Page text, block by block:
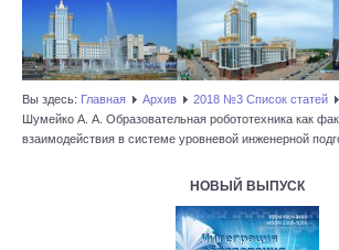
ГЛАВНАЯ
РЕДАКЦИОННАЯ
РЕДАКЦИОННАЯ
Вы здесь: Главная Архив 2018 №3 Список статей
Шумейко А. А. Образовательная робототехника как
взаимодействия в системе уровневой инженерной
НОВЫЙ ВЫПУСК